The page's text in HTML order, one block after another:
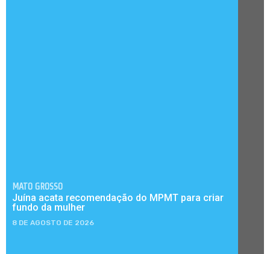
MATO GROSSO
Juína acata recomendação do MPMT para criar
fundo da mulher
8 DE AGOSTO DE 2026